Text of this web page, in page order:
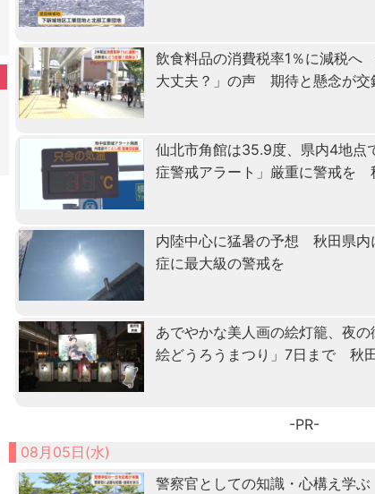
飲食料品の消費税率1％に減税
大丈夫？」の声 期待と懸念が
仙北市角館は35.9度、県内4地
症警戒アラート」厳重に警戒を
内陸中心に猛暑の予想 秋田県
症に最大級の警戒を
あでやかな美人画の絵灯籠、夜
絵どうろうまつり」7日まで 秋
-PR-
08月05日(水)
警察官としての知識・心構え学